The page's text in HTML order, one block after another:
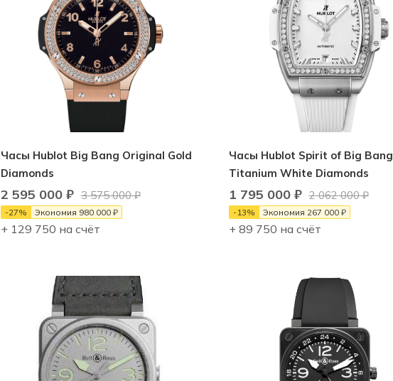
Часы Hublot Big Bang Original Gold
Diamonds
2 595 000₽ 3 575 000₽
-27% Экономия 980 000₽
+ 129 750 на счёт
Часы Hublot Spirit of Big Bang
Titanium White Diamonds
1 795 000₽ 2 062 000₽
-13% Экономия 267 000₽
+ 89 750 на счёт